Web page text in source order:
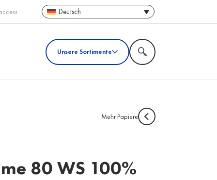
Deutsch
Unsere Sortimente
Mehr Papiere
80 WS 100%